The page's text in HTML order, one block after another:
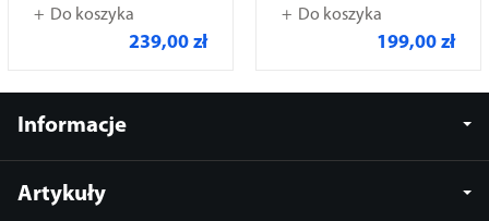
Do koszyka
239,00 zł
Do koszyka
199,00 zł
Informacje
Artykuły